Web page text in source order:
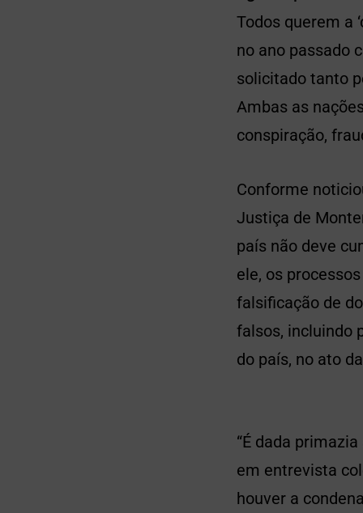
Todos querem a
no ano passado
solicitado tanto
Ambas as
conspiração,
Conforme
Justiça de
país não deve
ele, os
falsificação de
falsos, incluindo
do país, no ato
“É dada
em entrevista
houver a